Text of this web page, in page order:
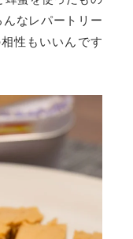
なレパートリー
性もいいんです